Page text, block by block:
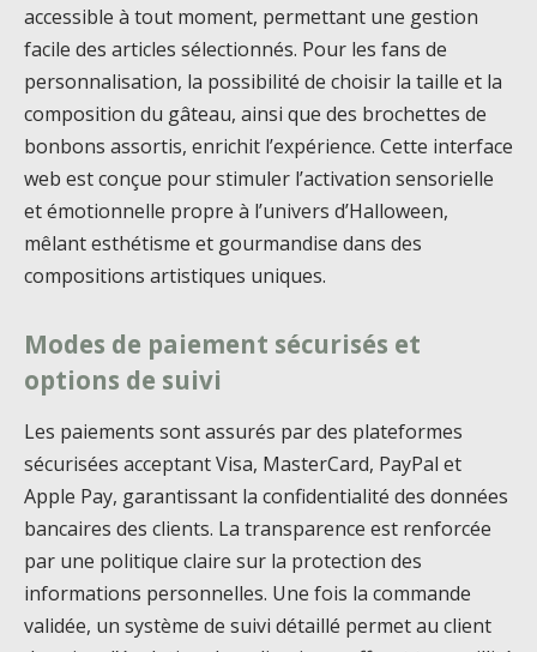
accessible à tout moment, permettant une gestion
facile des articles sélectionnés. Pour les fans de
personnalisation, la possibilité de choisir la taille et la
composition du gâteau, ainsi que des brochettes de
bonbons assortis, enrichit l’expérience. Cette interface
web est conçue pour stimuler l’activation sensorielle
et émotionnelle propre à l’univers d’Halloween,
mêlant esthétisme et gourmandise dans des
compositions artistiques uniques.
Modes de paiement sécurisés et
options de suivi
Les paiements sont assurés par des plateformes
sécurisées acceptant Visa, MasterCard, PayPal et
Apple Pay, garantissant la confidentialité des données
bancaires des clients. La transparence est renforcée
par une politique claire sur la protection des
informations personnelles. Une fois la commande
validée, un système de suivi détaillé permet au client